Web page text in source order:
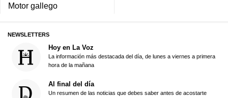
Motor gallego
NEWSLETTERS
Hoy en La Voz
La información más destacada del día, de lunes a viernes a primera
hora de la mañana
Al final del día
Un resumen de las noticias que debes saber antes de acostarte